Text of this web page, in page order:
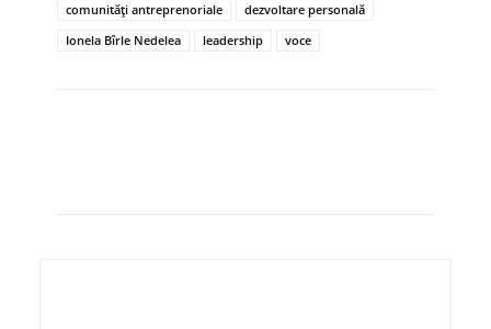
comunități antreprenoriale
dezvoltare personală
Ionela Bîrle Nedelea
leadership voce